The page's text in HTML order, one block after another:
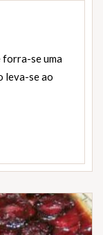
forra-se uma
leva-se ao